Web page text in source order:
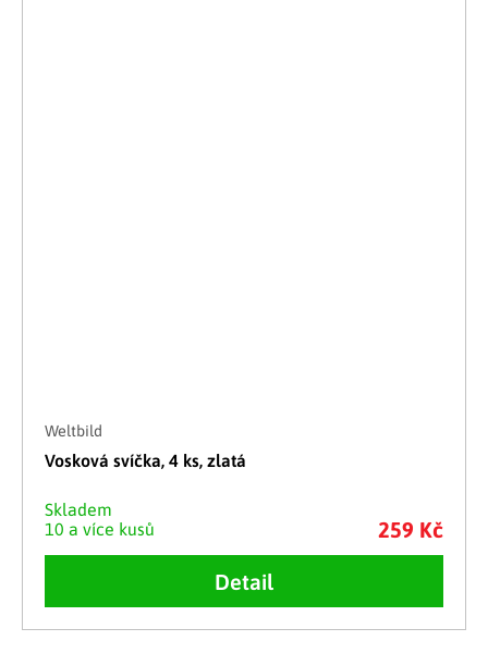
Weltbild
Vosková svíčka, 4 ks, zlatá
Skladem
10 a více kusů
259 Kč
Detail